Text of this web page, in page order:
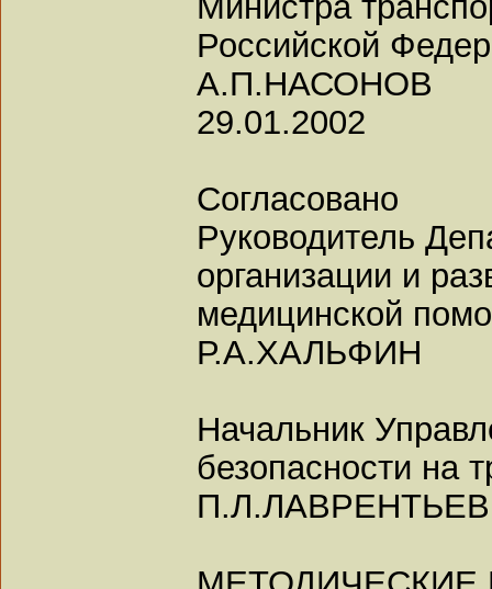
Российской
А.П.НАСОНОВ
29.01.2002
Согласовано
Руководитель
организации и
медицинской
Р.А.ХАЛЬФИН
Начальник
безопасности на
П.Л.ЛАВРЕНТЬЕВ